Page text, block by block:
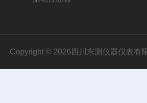
Copyright © 2026四川东测仪器仪表有